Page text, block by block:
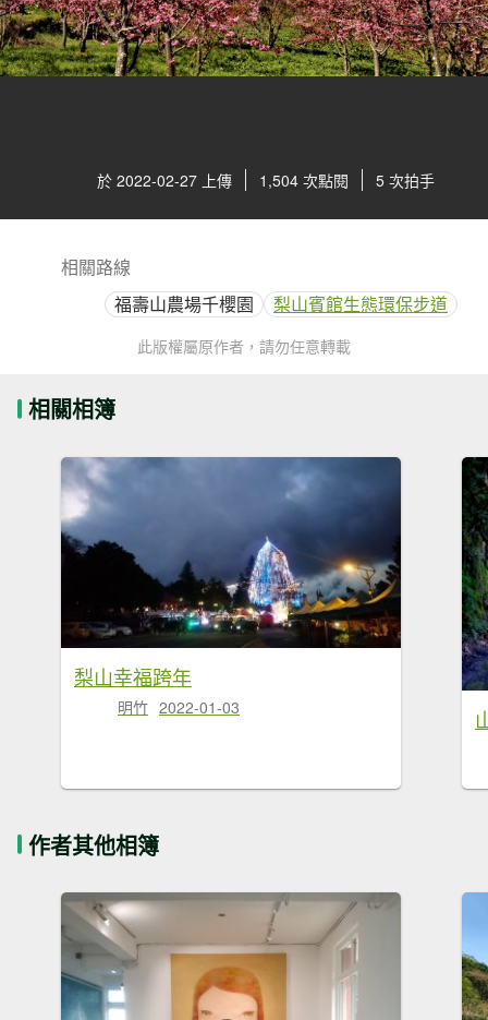
於 2022-02-27 上傳 1,504 次點閱 5 次拍手
相關路線
福壽山農場千櫻園
梨山賓館生態環保步道
此版權屬原作者，請勿任意轉載
相關相簿
梨山幸福跨年
明竹 2022-01-03
作者其他相簿